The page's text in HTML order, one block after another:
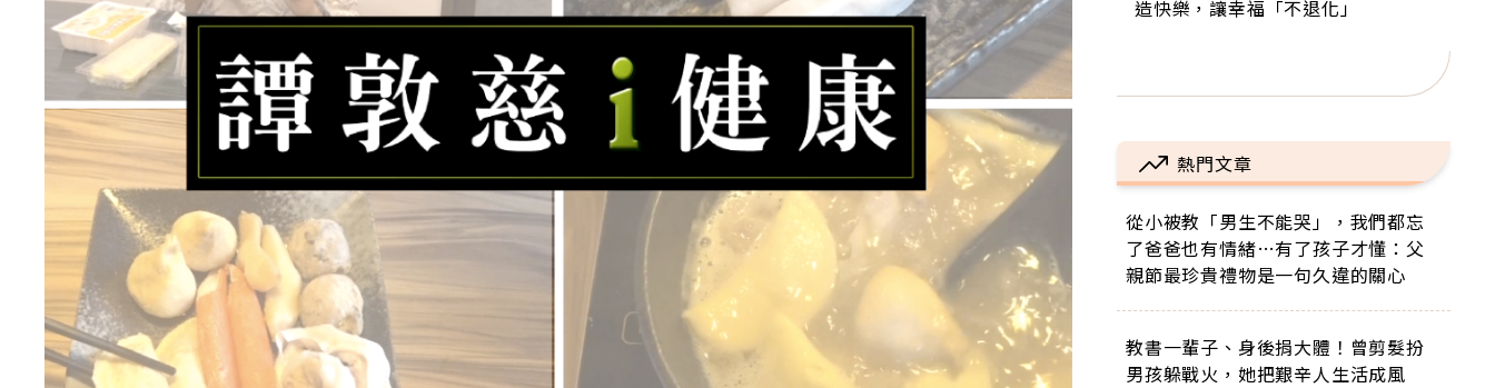
造快樂，讓幸福「不退化」
36年 「台灣是我的家，我連作夢都
樂！「蛋黃哥小丑」走進安養院，
最年長羽球選手，分享長壽的秘密
小提琴還登上小巨蛋！連CNN都大
熱門文章
從小被教「男生不能哭」，我們都忘
了爸爸也有情緒…有了孩子才懂：父
親節最珍貴禮物是一句久違的關心
教書一輩子、身後捐大體！曾剪髮扮
男孩躲戰火，她把艱辛人生活成風